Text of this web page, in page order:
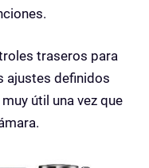
traseros para
ajustes definidos
útil una vez que